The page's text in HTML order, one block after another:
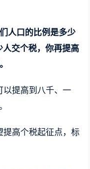
人口的比例是多少
人交个税，你再提高
以提高到八千、一
提高个税起征点，标